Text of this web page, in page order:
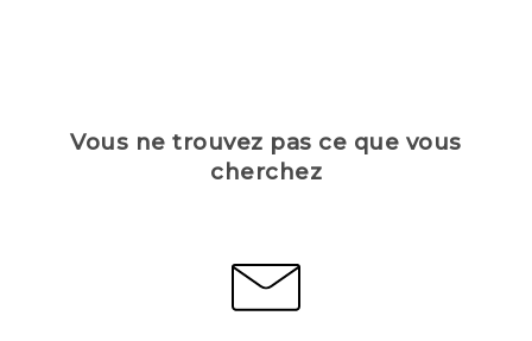
Vous ne trouvez pas ce que vous
cherchez